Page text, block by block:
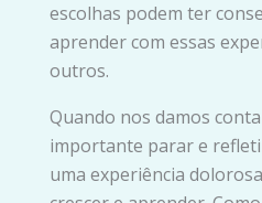
escolhas podem ter
aprender com essas
outros.
Quando nos damos
importante parar e
uma experiência